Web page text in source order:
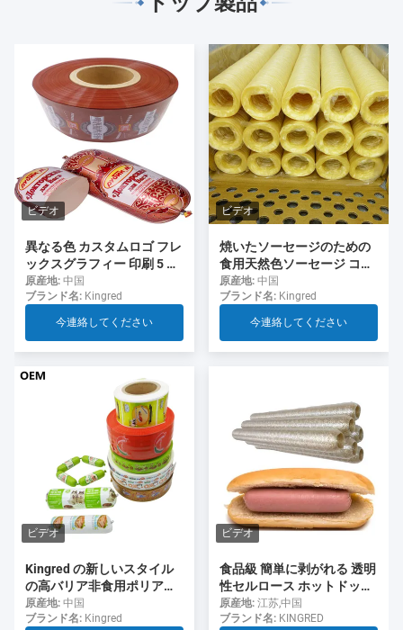
ビデオ
異なる色 カスタムロゴ フレ
ックスグラフィー 印刷 5 層
ソーセージ ソーセージ用の
ケース
原産地: 中国
ブランド名: Kingred
今連絡してください
ビデオ
焼いたソーセージのための
食用天然色ソーセージ コラ
ーゲンケース
原産地: 中国
ブランド名: Kingred
今連絡してください
ビデオ
Kingred の新しいスタイル
の高バリア非食用ポリアミ
ド ソーセージ ケーシング食
品グレード
原産地: 中国
ブランド名: Kingred
ビデオ
食品級 簡単に剥がれる 透明
性セルロース ホットドッグ
用のソーセージ
原産地: 江苏,中国
ブランド名: KINGRED